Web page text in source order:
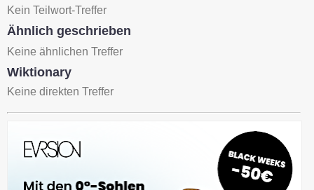
Kein Teilwort-Treffer
Ähnlich geschrieben
Keine ähnlichen Treffer
Wiktionary
Keine direkten Treffer